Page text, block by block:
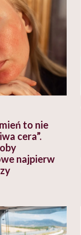
to nie
cera”.
najpierw